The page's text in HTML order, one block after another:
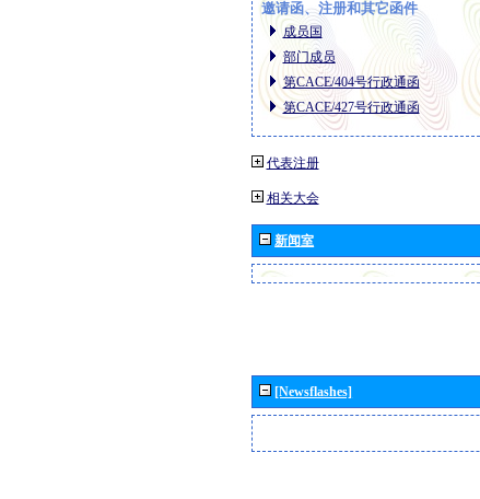
邀请函、注册和其它函件
成员国
部门成员
第CACE/404号行政通函
第CACE/427号行政通函
代表注册
相关大会
新闻室
[Newsflashes]